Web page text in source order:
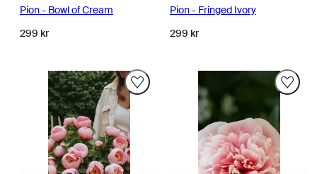
Pion - Bowl of Cream
Normalpris
299 kr
Pion - Fringed Ivory
Normalpris
299 kr